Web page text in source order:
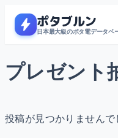
bolt ポタブルン
日本最大級のポタ電データベ
プレゼント
投稿が見つかりませんで